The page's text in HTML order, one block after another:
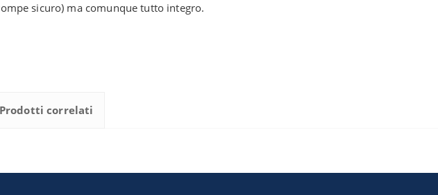
sicuro) ma comunque tutto integro.
Prodotti correlati